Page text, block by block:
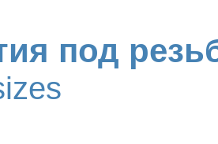
под